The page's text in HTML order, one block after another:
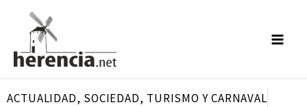
contenido
ACTUALIDAD, SOCIEDAD, TURISMO Y CARNAVAL